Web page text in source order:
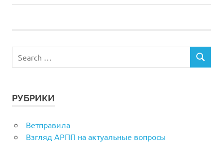
Post:
РУБРИКИ
Ветправила
Взгляд АРПП на актуальные вопросы